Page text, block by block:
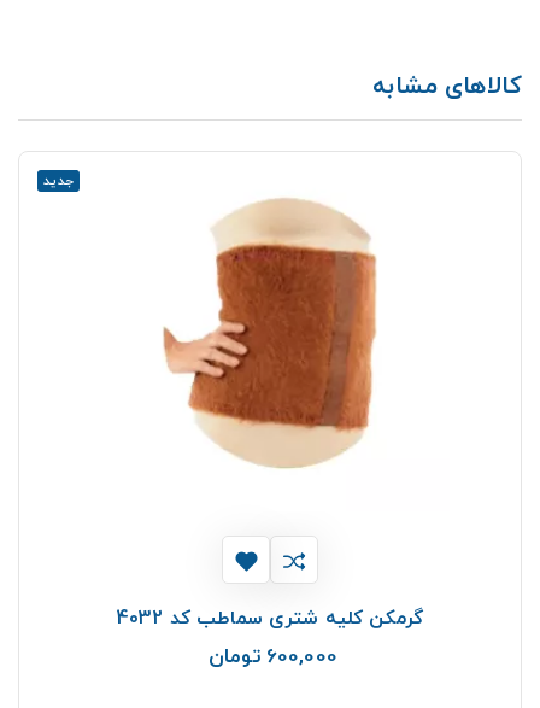
کالاهای مشابه
جدید
گرمکن کلیه شتری سماطب کد 4032
600,000 تومان